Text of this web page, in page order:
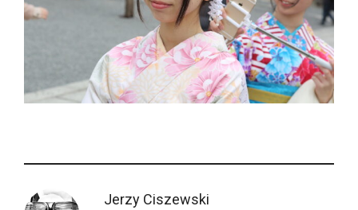
Jerzy Ciszewski